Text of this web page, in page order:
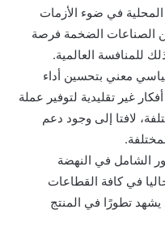
المحلية في ضوء الأزمات
الصناعات الضخمة فرصة
للمنافسة العالمية.
معني بتحسين أداء
غير تقليدية لتوفير عملة
لافتا إلى وجود دعم
الشامل في النهضة
في كافة القطاعات
يشهد تطورًا في المنتج